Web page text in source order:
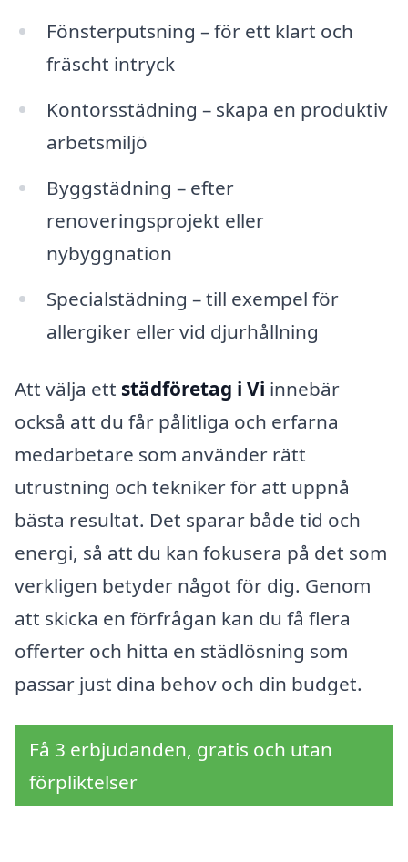
Fönsterputsning – för ett klart och
fräscht intryck
Kontorsstädning – skapa en produktiv
arbetsmiljö
Byggstädning – efter
renoveringsprojekt eller
nybyggnation
Specialstädning – till exempel för
allergiker eller vid djurhållning
Att välja ett städföretag i Vi innebär
också att du får pålitliga och erfarna
medarbetare som använder rätt
utrustning och tekniker för att uppnå
bästa resultat. Det sparar både tid och
energi, så att du kan fokusera på det som
verkligen betyder något för dig. Genom
att skicka en förfrågan kan du få flera
offerter och hitta en städlösning som
passar just dina behov och din budget.
Få 3 erbjudanden, gratis och utan
förpliktelser